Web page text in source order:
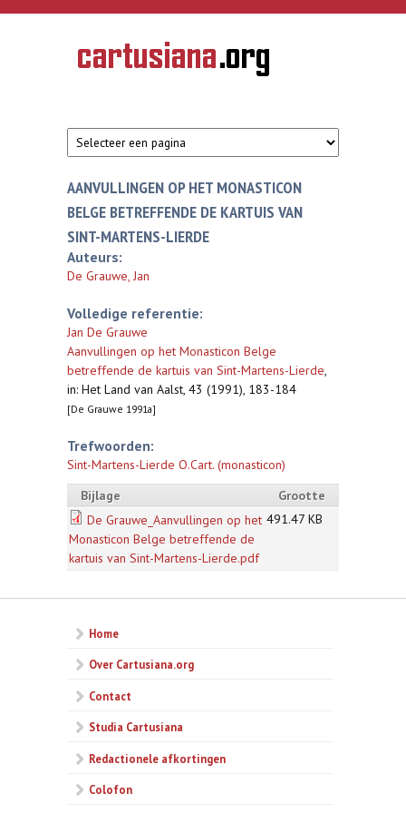
Overslaan en naar de inhoud gaan
CARTUSIANA
Geschiedenis
van de
AANVULLINGEN OP HET MONASTICON
BELGE BETREFFENDE DE KARTUIS VAN
SINT-MARTENS-LIERDE
Auteurs:
De Grauwe, Jan
Volledige referentie:
Jan De Grauwe
Aanvullingen op het Monasticon Belge
betreffende de kartuis van Sint-Martens-Lierde,
in: Het Land van Aalst, 43 (1991), 183-184
[De Grauwe 1991a]
Trefwoorden:
Sint-Martens-Lierde O.Cart. (monasticon)
Bijlage
Grootte
De Grauwe_Aanvullingen op het
Monasticon Belge betreffende de
kartuis van Sint-Martens-Lierde.pdf
491.47 KB
Home
Over Cartusiana.org
Contact
Studia Cartusiana
Redactionele afkortingen
Colofon